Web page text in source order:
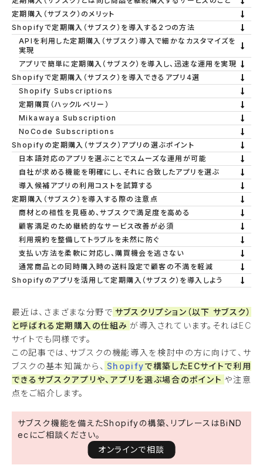
定期購入（サブスク）のメリット
Shopifyで定期購入（サブスク）を導入する2つの方法
APIを利用した定期購入（サブスク）導入で細かなカスタマイズを
実現
アプリで簡単に定期購入（サブスク）を導入し、迅速な運用を実現
Shopifyで定期購入（サブスク）を導入できるアプリ4選
Shopify Subscriptions
定期購買（ハックルベリー）
Mikawaya Subscription
NoCode Subscriptions
Shopifyの定期購入（サブスク）アプリの選ぶポイント
日本語対応のアプリを選ぶことでスムーズな運用が可能
自社が求める機能を明確にし、それに合致したアプリを選ぶ
導入候補アプリの利用コストを試算する
定期購入（サブスク）を導入する際の注意点
商材との相性を見極め、サブスクで満足度を高める
顧客満足のため継続的なサービス改善が必須
利用規約を整備してトラブルを未然に防ぐ
支払い方法を柔軟に対応し、購買機会を逃さない
通常商品との同時購入時の送料設定で顧客の不満を軽減
Shopifyのアプリを活用して定期購入（サブスク）を導入しよう
最近は、さまざまな分野で サブスクリプション（以下 サブスク）
と呼ばれる定期購入の仕組み が導入されています。それはEC
サイトでも同様です。
この記事では、サブスクの機能導入を検討中の方に向けて、サ
ブスクの基本知識から、 Shopifyで構築したECサイトで利用
できるサブスクアプリや、アプリを選ぶ場合のポイント や注意
点をご紹介します。
サブスク機能を備えたShopifyの構築、リプレースはBiND
ecにご相談ください。
オンラインで相談